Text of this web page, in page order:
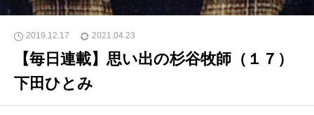
2019.12.17 2021.04.23
【毎日連載】思い出の杉谷牧師（１７）
下田ひとみ